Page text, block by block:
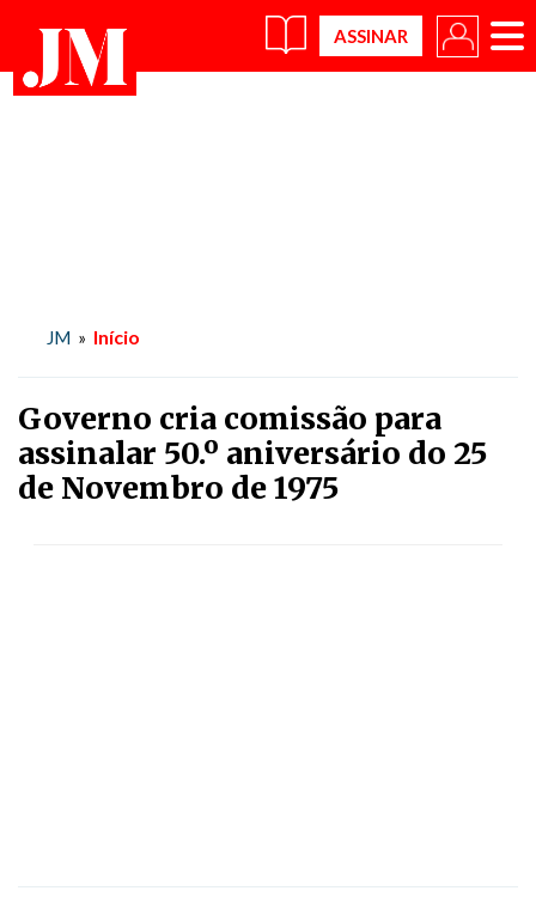
×
JM » Início
Governo cria comissão para
assinalar 50.º aniversário do 25
de Novembro de 1975